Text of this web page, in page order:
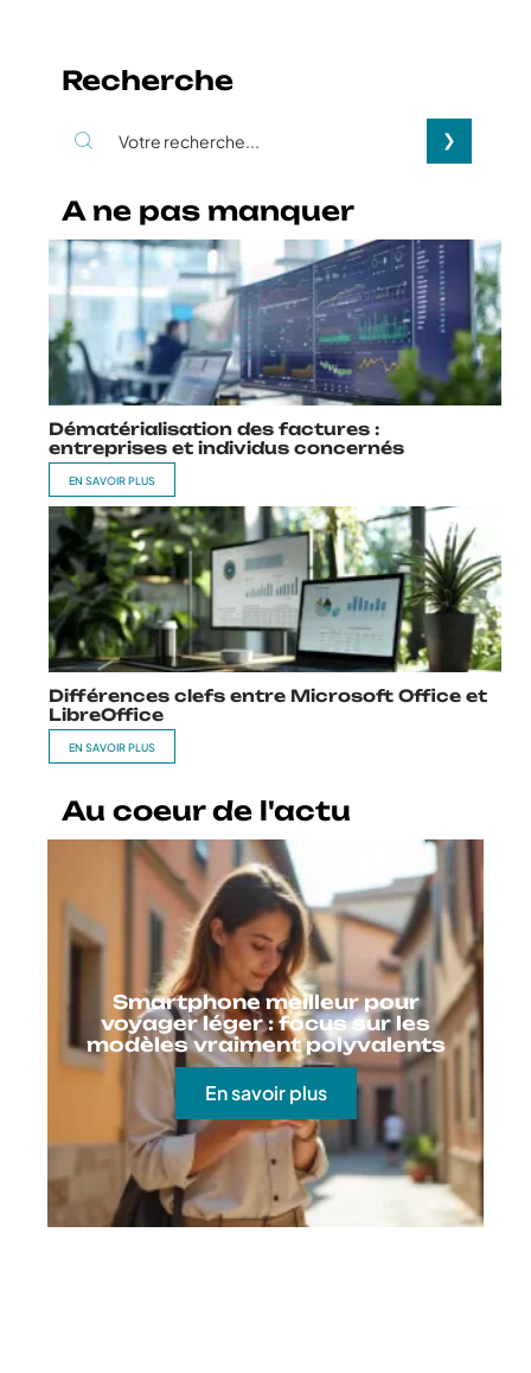
Recherche
A ne pas manquer
Dématérialisation des factures :
entreprises et individus concernés
EN SAVOIR PLUS
Différences clefs entre Microsoft Office et
LibreOffice
EN SAVOIR PLUS
Au coeur de l'actu
Smartphone meilleur pour
voyager léger : focus sur les
modèles vraiment polyvalents
En savoir plus